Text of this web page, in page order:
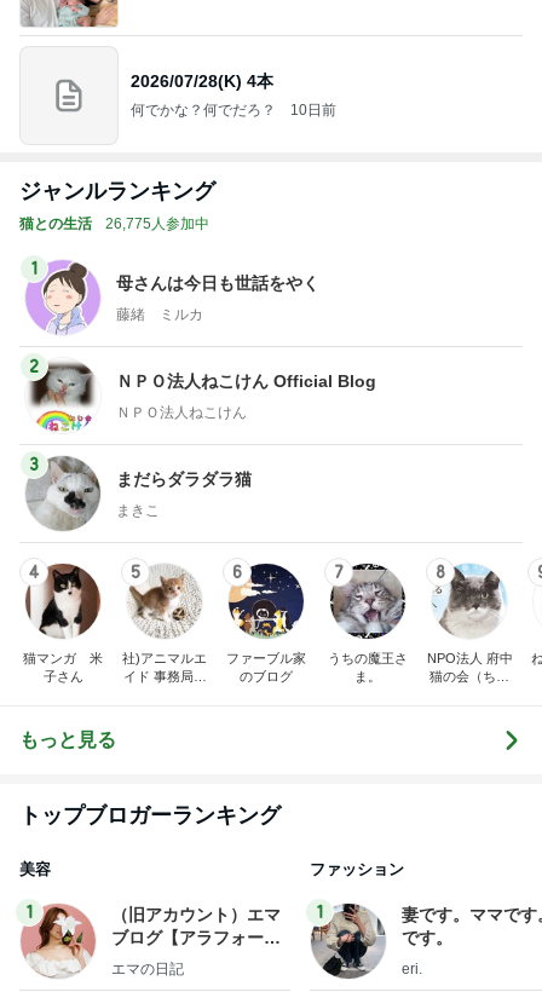
2026/07/28(K) 4本
何でかな？何でだろ？ 10日前
ジャンルランキング
猫との生活 26,775人参加中
1
母さんは今日も世話をやく
藤緒 ミルカ
2
ＮＰＯ法人ねこけん Official Blog
ＮＰＯ法人ねこけん
3
まだらダラダラ猫
まきこ
4
猫マンガ 米
子さん
5
社)アニマルエ
イド 事務局＆
6
ファーブル家
のブログ
7
うちの魔王さ
ま。
8
NPO法人 府中
猫の会（ちゅ
もっと見る
トップブロガーランキング
美容
1
（旧アカウント）エマ
ブログ【アラフォー会
社売却セカンドライ
エマの日記
ファッション
1
妻です。ママです
です。
eri.